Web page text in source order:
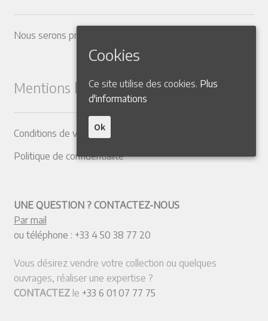
Nous serons présents dans les Salons suivants
Mentions légales
Conditions de vente
Politique de confidentialité
UNE QUESTION ? CONTACTEZ-NOUS
Par mail
ou téléphone : +33 4 50 38 77 20
Vous désirez vendre votre collection ou quelques
ouvrages, réaliser une expertise ?
CONTACTEZle +33 6 01 07 77 75
Cookies
Ce site utilise des cookies. Plus
d'informations
Ok